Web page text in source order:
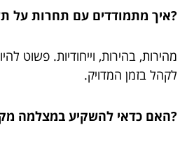
?איך מתמודדים עם תחרות על
מהירות, בהירות, וייחודיות. פשוט
לקהל בזמן המדויק.
?האם כדאי להשקיע במצלמה